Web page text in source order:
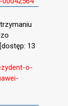
13
o-